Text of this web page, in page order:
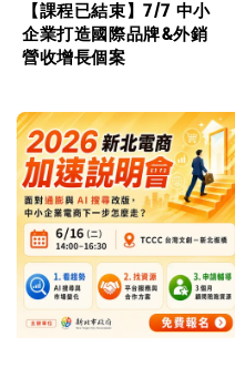
【課程已結束】7/7 中小
企業打造國際品牌&外銷
營收增長個案